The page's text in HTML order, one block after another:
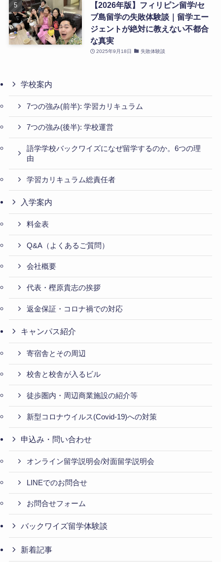
【2026年版】フィリピン留学/セ
ブ島留学の失敗体験談｜留学エー
ジェントが絶対に教えない不都合
な真実
2025年9月18日 失敗体験談
学校案内
7つの強み(前半): 学習カリキュラム
7つの強み(後半): 学校運営
語学学校バックワイズになぜ留学するのか。6つの理
由
学習カリキュラム総責任者
入学案内
料金表
Q&A（よくあるご質問）
会社概要
代表・樫原貴志の挨拶
返金保証・コロナ禍での対応
キャンパス紹介
寄宿舎とその周辺
校舎と校舎が入るビル
徒歩圏内・周辺商業施設の紹介等
新型コロナウイルス(Covid-19)への対策
申込み・問い合わせ
オンライン留学説明会/対面留学説明会
LINEでのお問合せ
お問合せフォーム
バックワイズ留学体験談
新着記事